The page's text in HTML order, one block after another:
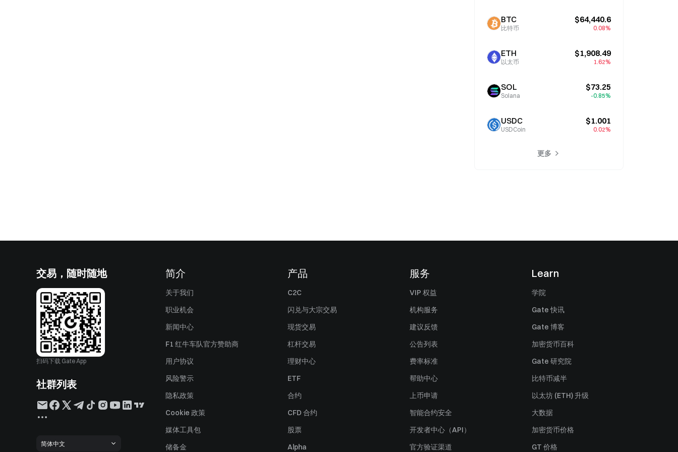
BTC
比特币
$64,440.6
0.08%
ETH
以太币
$1,908.49
1.62%
SOL
Solana
$73.25
-0.85%
USDC
USDCoin
$1.001
0.02%
更多
交易，随时随地
扫码下载 Gate App
社群列表
简体中文
简介
关于我们
职业机会
新闻中心
F1 红牛车队官方赞助商
用户协议
风险警示
隐私政策
Cookie 政策
媒体工具包
储备金
产品
C2C
闪兑与大宗交易
现货交易
杠杆交易
理财中心
ETF
合约
CFD 合约
股票
Alpha
服务
VIP 权益
机构服务
建议反馈
公告列表
费率标准
帮助中心
上币申请
智能合约安全
开发者中心（API）
官方验证渠道
Learn
学院
Gate 快讯
Gate 博客
加密货币百科
Gate 研究院
比特币减半
以太坊 (ETH) 升级
大数据
加密货币价格
GT 价格